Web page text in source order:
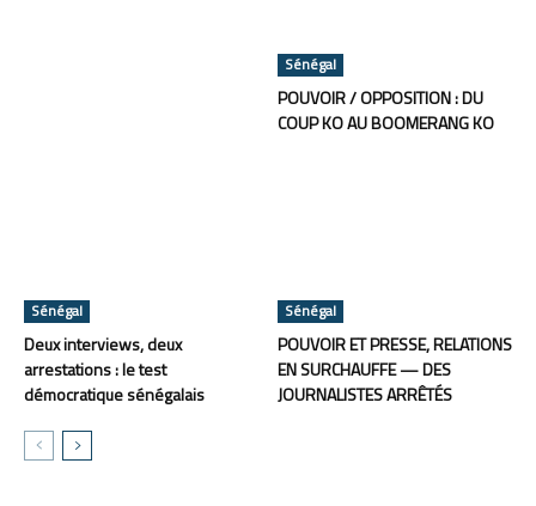
Sénégal
POUVOIR / OPPOSITION : DU
COUP KO AU BOOMERANG KO
Sénégal
Deux interviews, deux
arrestations : le test
démocratique sénégalais
Sénégal
POUVOIR ET PRESSE, RELATIONS
EN SURCHAUFFE — DES
JOURNALISTES ARRÊTÉS